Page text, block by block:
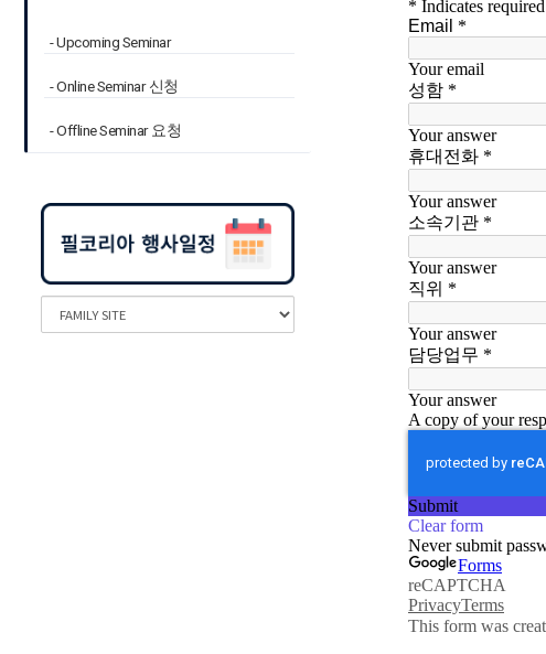
- Upcoming Seminar
- Online Seminar 신청
- Offline Seminar 요청